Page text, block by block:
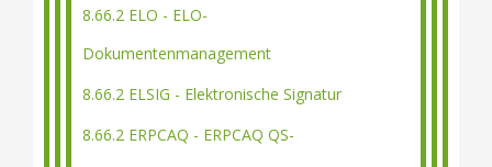
8.66.2 ELO - ELO-
Dokumentenmanagement
8.66.2 ELSIG - Elektronische Signatur
8.66.2 ERPCAQ - ERPCAQ QS-